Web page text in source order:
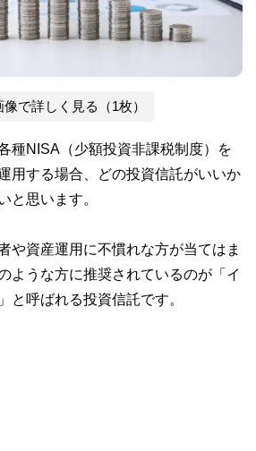
像で詳しく見る（1枚）
種NISA（少額投資非課税制度）を
用する場合、どの投資信託がいいか
と思います。
や資産運用に不慣れな方が当てはま
ような方に推奨されているのが「イ
と呼ばれる投資信託です。